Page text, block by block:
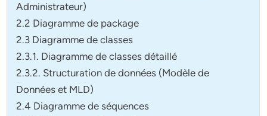
Administrateur)
2.2 Diagramme de package
2.3 Diagramme de classes
2.3.1. Diagramme de classes détaillé
2.3.2. Structuration de données (Modèle de
Données et MLD)
2.4 Diagramme de séquences